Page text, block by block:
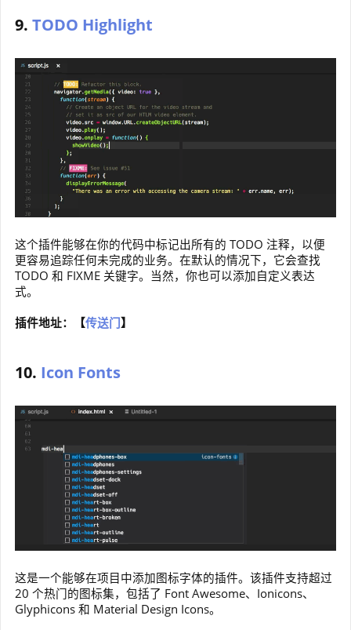
9. TODO Highlight
这个插件能够在你的代码中标记出所有的 TODO 注释，以便
更容易追踪任何未完成的业务。在默认的情况下，它会查找
TODO 和 FIXME 关键字。当然，你也可以添加自定义表达
式。
插件地址：【传送门】
10. Icon Fonts
这是一个能够在项目中添加图标字体的插件。该插件支持超过
20 个热门的图标集，包括了 Font Awesome、Ionicons、
Glyphicons 和 Material Design Icons。